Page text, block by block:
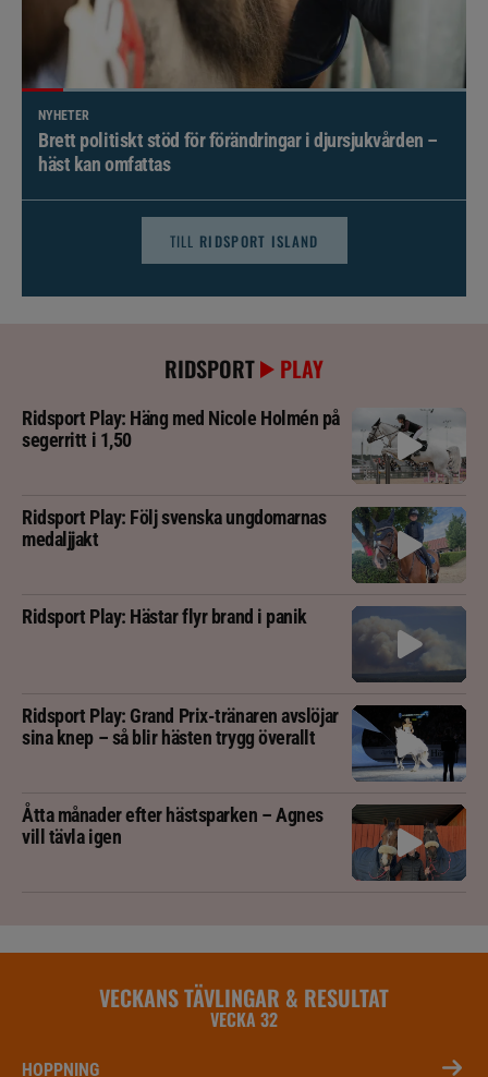
NYHETER
Brett politiskt stöd för förändringar i djursjukvården –
häst kan omfattas
TILL RIDSPORT ISLAND
RIDSPORT PLAY
Ridsport Play: Häng med Nicole Holmén på
segerritt i 1,50
Ridsport Play: Följ svenska ungdomarnas
medaljjakt
Ridsport Play: Hästar flyr brand i panik
Ridsport Play: Grand Prix-tränaren avslöjar
sina knep – så blir hästen trygg överallt
Åtta månader efter hästsparken – Agnes
vill tävla igen
VECKANS TÄVLINGAR & RESULTAT
VECKA 32
HOPPNING